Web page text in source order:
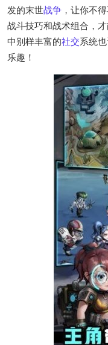
发的末世战争 ，让你不
战斗技巧和战术组合，
中别样丰富的社交系统
乐趣！